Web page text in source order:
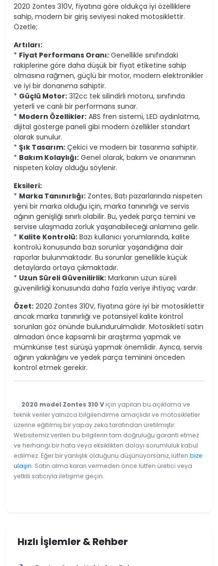
2020 Zontes 310V, fiyatına göre oldukça iyi özelliklere
sahip, modern bir giriş seviyesi naked motosiklettir.
Özetle;
Artıları:
* Fiyat Performans Oranı: Genellikle sınıfındaki
rakiplerine göre daha düşük bir fiyat etiketine sahip
olmasına rağmen, güçlü bir motor, modern elektronikler
ve iyi bir donanıma sahiptir.
* Güçlü Motor: 312cc tek silindirli motoru, sınıfında
yeterli ve canlı bir performans sunar.
* Modern Özellikler: ABS fren sistemi, LED aydınlatma,
dijital gösterge paneli gibi modern özellikler standart
olarak sunulur.
* Şık Tasarım: Çekici ve modern bir tasarıma sahiptir.
* Bakım Kolaylığı: Genel olarak, bakım ve onarımının
nispeten kolay olduğu söylenir.
Eksileri:
* Marka Tanınırlığı: Zontes, Batı pazarlarında nispeten
yeni bir marka olduğu için, marka tanınırlığı ve servis
ağının genişliği sınırlı olabilir. Bu, yedek parça temini ve
servise ulaşmada zorluk yaşanabileceği anlamına gelir.
* Kalite Kontrolü: Bazı kullanıcı yorumlarında, kalite
kontrolü konusunda bazı sorunlar yaşandığına dair
raporlar bulunmaktadır. Bu sorunlar genellikle küçük
detaylarda ortaya çıkmaktadır.
* Uzun Süreli Güvenilirlik: Markanın uzun süreli
güvenilirliği konusunda daha fazla veriye ihtiyaç vardır.
Özet: 2020 Zontes 310V, fiyatına göre iyi bir motosiklettir
ancak marka tanınırlığı ve potansiyel kalite kontrol
sorunları göz önünde bulundurulmalıdır. Motosikleti satın
almadan önce kapsamlı bir araştırma yapmak ve
mümkünse test sürüşü yapmak önemlidir. Ayrıca, servis
ağının yakınlığını ve yedek parça teminini önceden
kontrol etmek gerekir.
2020 model Zontes 310 V için yapılan bu açıklama ve
teknik veriler yalnızca bilgilendirme amaçlıdır ve motosikletler
üzerine eğitilmiş bir yapay zeka tarafından üretilmiştir.
Websitemiz verilen bu bilgilerin tam doğruluğu garanti etmez
ve herhangi bir hata veya eksiklikten dolayı sorumluluk kabul
edilmez. Eğer bir yanlışlık olduğunu düşünüyorsanız, lütfen bize
ulaşın. Satın alma kararı vermeden önce lütfen üretici veya
yetkili satıcıyla iletişime geçin.
Hızlı İşlemler & Rehber